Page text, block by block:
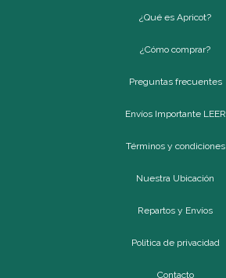
¿Qué es Apricot?
¿Cómo comprar?
Preguntas frecuentes
Envíos Importante LEER
Términos y condiciones
Nuestra Ubicación
Repartos y Envíos
Política de privacidad
Contacto